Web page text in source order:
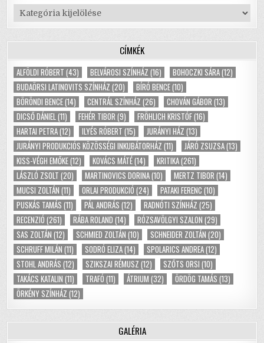
Kategóriák
CÍMKÉK
ALFÖLDI RÓBERT (43) BELVÁROSI SZÍNHÁZ (16) BOHOCZKI SÁRA(12)
BUDAÖRSI LATINOVITS SZÍNHÁZ (20) BÍRÓ BENCE(10)
BÖRÖNDI BENCE(14) CENTRÁL SZÍNHÁZ (26) CHOVÁN GÁBOR (13)
DICSŐ DÁNIEL (11) FEHÉR TIBOR (9) FRÖHLICH KRISTÓF(16)
HARTAI PETRA(12) ILYÉS RÓBERT (15) JURÁNYI HÁZ (13)
JURÁNYI PRODUKCIÓS KÖZÖSSÉGI INKUBÁTORHÁZ (11) JÁRÓ ZSUZSA(13)
KISS-VÉGH EMŐKE(12) KOVÁCS MÁTÉ(14) KRITIKA(261)
LÁSZLÓ ZSOLT (20) MARTINOVICS DORINA(10) MERTZ TIBOR (14)
MUCSI ZOLTÁN (11) ORLAI PRODUKCIÓ (24) PATAKI FERENC (10)
PUSKÁS TAMÁS (11) PÁL ANDRÁS (12) RADNÓTI SZÍNHÁZ (25)
RECENZIÓ (261) RÁBA ROLAND (14) RÓZSAVÖLGYI SZALON (29)
SAS ZOLTÁN (12) SCHMIED ZOLTÁN (10) SCHNEIDER ZOLTÁN (20)
SCHRUFF MILÁN (11) SODRÓ ELIZA(14) SPOLARICS ANDREA(12)
STOHL ANDRÁS (12) SZIKSZAI RÉMUSZ (12) SZŐTS ORSI (10)
TAKÁCS KATALIN (11) TRAFÓ (11) ÁTRIUM (32) ÖRDÖG TAMÁS (13)
ÖRKÉNY SZÍNHÁZ (12)
GALÉRIA